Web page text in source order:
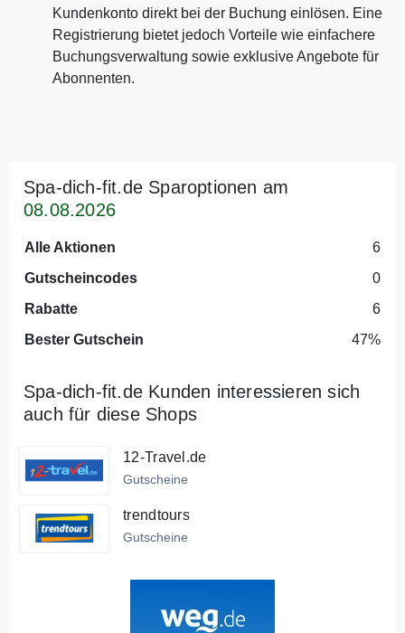
Kundenkonto direkt bei der Buchung einlösen. Eine
Registrierung bietet jedoch Vorteile wie einfachere
Buchungsverwaltung sowie exklusive Angebote für
Abonnenten.
Spa-dich-fit.de Sparoptionen am
08.08.2026
Alle Aktionen
6
Gutscheincodes
0
Rabatte
6
Bester Gutschein
47%
Spa-dich-fit.de Kunden interessieren sich
auch für diese Shops
12-Travel.de
Gutscheine
trendtours
Gutscheine